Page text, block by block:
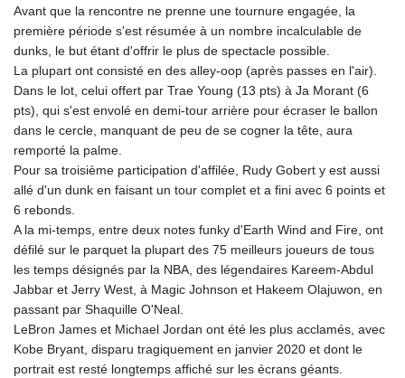
MOP 9.32038
MRU 46.367858
MUR 54.296451
MVR 17.833845
MWK 1999.984044
MXN 19.787625
MYR 4.718133
NAD 18.737893
NGN 1574.178272
NOK 10.973636
NPR 175.604157
NZD 1.964801
OMR 0.443526
PEN 3.906131
PGK 5.097172
PHP 70.205705
Avant que la rencontre ne prenne une tournure engagée, la
première période s'est résumée à un nombre incalculable de
dunks, le but étant d'offrir le plus de spectacle possible.
La plupart ont consisté en des alley-oop (après passes en l'air).
Dans le lot, celui offert par Trae Young (13 pts) à Ja Morant (6
pts), qui s'est envolé en demi-tour arrière pour écraser le ballon
dans le cercle, manquant de peu de se cogner la tête, aura
remporté la palme.
Pour sa troisième participation d'affilée, Rudy Gobert y est aussi
allé d'un dunk en faisant un tour complet et a fini avec 6 points et
6 rebonds.
A la mi-temps, entre deux notes funky d'Earth Wind and Fire, ont
défilé sur le parquet la plupart des 75 meilleurs joueurs de tous
les temps désignés par la NBA, des légendaires Kareem-Abdul
Jabbar et Jerry West, à Magic Johnson et Hakeem Olajuwon, en
passant par Shaquille O'Neal.
LeBron James et Michael Jordan ont été les plus acclamés, avec
Kobe Bryant, disparu tragiquement en janvier 2020 et dont le
portrait est resté longtemps affiché sur les écrans géants.